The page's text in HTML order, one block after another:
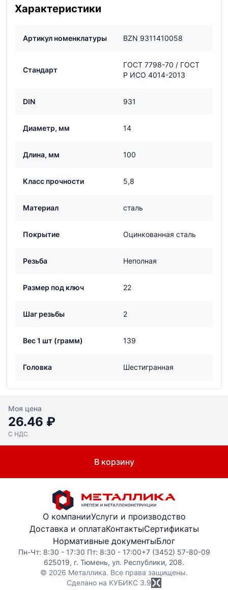
Характеристики
Артикул номенклатуры BZN 9311410058
Стандарт
ГОСТ 7798-70 / ГОСТ
Р ИСО 4014-2013
DIN 931
Диаметр, мм 14
Длина, мм 100
Класс прочности 5,8
Материал сталь
Покрытие Оцинкованная сталь
Резьба Неполная
Размер под ключ 22
Шаг резьбы 2
Вес 1 шт (грамм) 139
Головка Шестигранная
Моя цена
26.46 ₽
С НДС
В корзину
О компанииУслуги и производство
Доставка и оплатаКонтактыСертификаты
Нормативные документыБлог
Пн-Чт: 8:30 - 17:30 Пт: 8:30 - 17:00+7 (3452) 57-80-09
625019, г. Тюмень, ул. Республики, 208.
© 2026 Металлика. Все права защищены.
Сделано на КУБИКС 3.9